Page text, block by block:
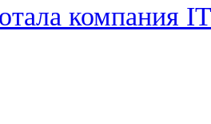
компания